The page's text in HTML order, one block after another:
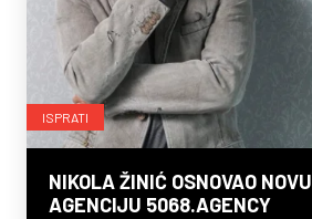
ISPRATI
NIKOLA ŽINIĆ OSNOVAO NOVU
AGENCIJU 5068.AGENCY